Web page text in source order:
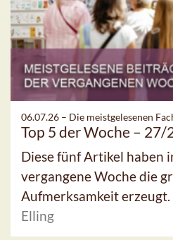
06.07.26 – Die meistgelesenen
Top 5 der Woche – 27/
Diese fünf Artikel haben
vergangene Woche die
Aufmerksamkeit erzeugt.
Elling